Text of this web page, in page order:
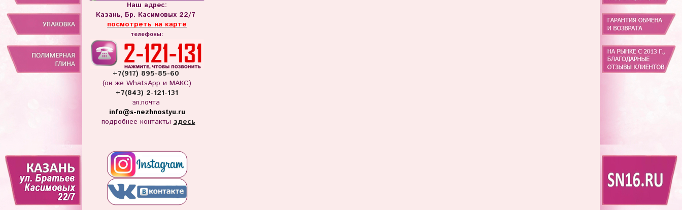
Наш адрес:
Казань, Бр. Касимовых 22/7
посмотреть на карте
телефоны:
+7(917) 895-85-60
(он же WhatsApp и МАКС)
+7(843) 2-121-131
эл.почта
info@s-nezhnostyu.ru
подробнее контактыздесь